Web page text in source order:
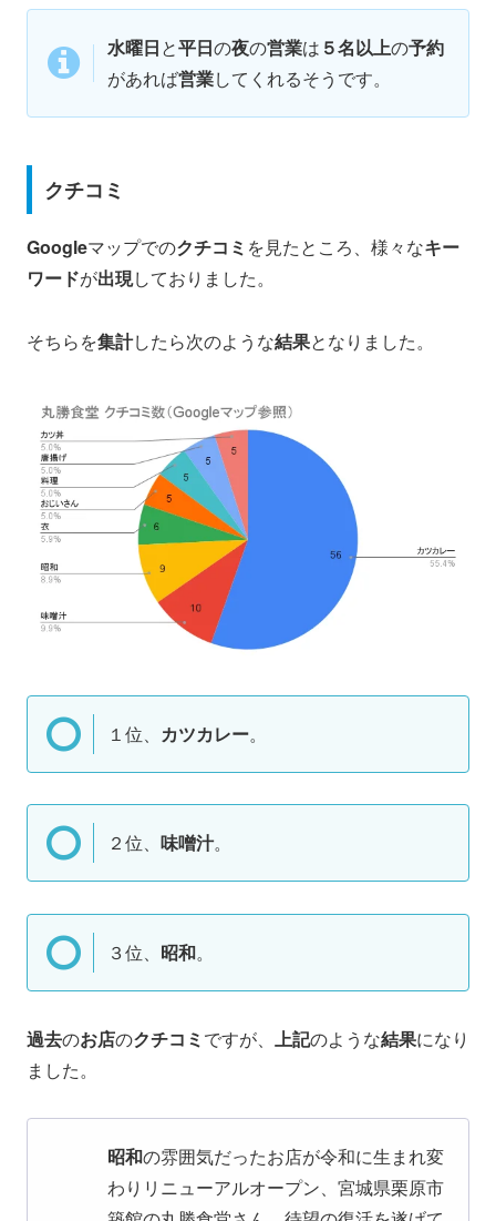
水曜日と平日の夜の営業は ５名以上の予約
があれば営業してくれるそうです。
クチコミ
Googleマップでのクチコミ を見たところ、様々なキー
ワードが出現しておりました。
そちらを集計したら次のような結果となりました。
１位、 カツカレー。
２位、 味噌汁。
３位、 昭和。
過去のお店のクチコミ ですが、 上記のような結果になり
ました。
昭和の雰囲気だったお店が令和に生まれ変
わりリニューアルオープン、宮城県栗原市